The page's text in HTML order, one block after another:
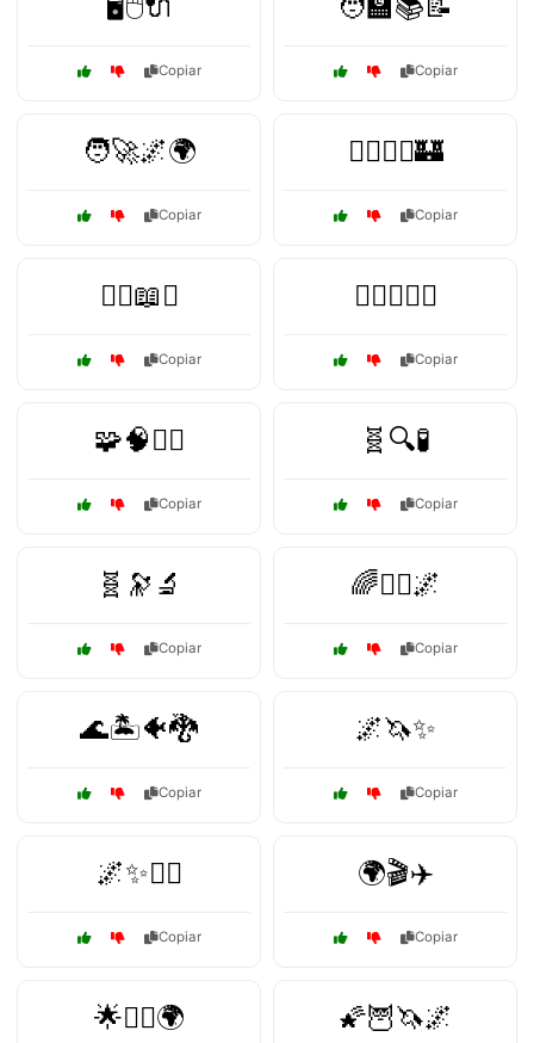
Copiar Copiar
🧑‍🚀🌌🌍
Copiar
🧙‍♀️🧝‍♂️🏰
Copiar
🧙‍♂️📖⚔️
Copiar
🧙‍♂️🧝‍♀️⚔️
Copiar
🧩🧠🧙‍♂️
Copiar
🧬🔍🧪
Copiar
🧬🔭🔬
Copiar
🌈🧚‍♂️🌌
Copiar
🌊🏝️🐠🐉
Copiar
🌌🦄✨
Copiar
🌌✨🧚‍♀️
Copiar
🌍🎬✈️
Copiar
🌟🦸‍♀️🌍 🌠🦉🦄🌌